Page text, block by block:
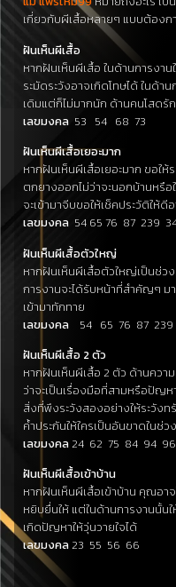
เกี่ยวกับผีเสื้อหลายๆ แบบต้อง
ฝันเห็นผีเสื้อ
หากฝันเห็นผีเสื้อ ในด้านการงา
ระมัดระวังอาจเกิดโทษได้ ในด้
เดิมแต่ก็ไม่มากนัก ด้านคนโสดรั
เลขมงคล 53 54 68 73
ฝันเห็นผีเสื้อเยอะมาก
หากฝันเห็นผีเสื้อเยอะมาก ขอใ
ตกยางออกไม่ว่าจะนอกบ้านหรื
จะเข้ามาจีบขอให้เช็คประวัติให้ดี
เลขมงคล 54 65 76 87 239
ฝันเห็นผีเสื้อตัวใหญ่
หากฝันเห็นผีเสื้อตัวใหญ่เป็นช่ว
การงานจะได้รับหน้าที่สำคัญๆ ม
เข้ามาทักทาย
เลขมงคล 54 65 76 87
ฝันเห็นผีเสื้อ 2 ตัว
หากฝันเห็นผีเสื้อ 2 ตัว ด้านควา
ว่าจะเป็นเรื่องมือที่สามหรือปัญห
สิ่งที่พึงระวังสองอย่างให้ระวัง
ค้ำประกันให้ใครเป็นอันขาดในช่ว
เลขมงคล 24 62 75 84 94 96
ฝันเห็นผีเสื้อเข้าบ้าน
หากฝันเห็นผีเสื้อเข้าบ้าน คุณอา
หยิบยื่นให้ แต่ในด้านการงานนั้น
เกิดปัญหาให้วุ่นวายใจได้
เลขมงคล 23 55 56 66